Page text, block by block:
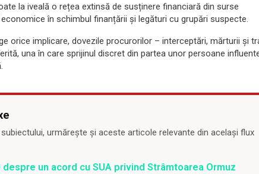
la iveală o rețea extinsă de susținere financiară din surse
în schimbul finanțării și legături cu grupări suspecte.
orice implicare, dovezile procurorilor – interceptări, mărturii și
una în care sprijinul discret din partea unor persoane
urmărește și aceste articole relevante din același flux
un acord cu SUA privind Strâmtoarea Ormuz